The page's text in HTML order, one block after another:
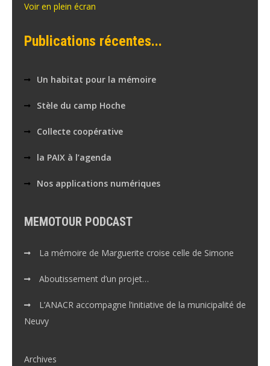
Voir en plein écran
Publications récentes...
Un habitat pour la mémoire
Stèle du camp Hoche
Collecte coopérative
la PAIX à l’agenda
Nos applications numériques
MEMOTOUR PODCAST
La mémoire de Marguerite croise celle de Simone
Aboutissement d’un projet…
L’ANACR accompagne l’initiative de la municipalité de
Neuvy
Archives